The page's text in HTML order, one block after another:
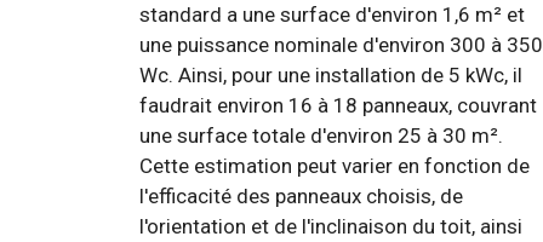
standard a une surface d'environ 1,6 m² et
une puissance nominale d'environ 300 à 350
Wc. Ainsi, pour une installation de 5 kWc, il
faudrait environ 16 à 18 panneaux, couvrant
une surface totale d'environ 25 à 30 m².
Cette estimation peut varier en fonction de
l'efficacité des panneaux choisis, de
l'orientation et de l'inclinaison du toit, ainsi